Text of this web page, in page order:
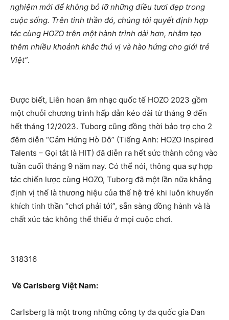
nghiệm mới để không bỏ lỡ những điều tươi đẹp trong
cuộc sống. Trên tinh thần đó, chúng tôi quyết định hợp
tác cùng HOZO trên một hành trình dài hơn, nhằm tạo
thêm nhiều khoảnh khắc thú vị và hào hứng cho giới trẻ
Việt”.
Được biết, Liên hoan âm nhạc quốc tế HOZO 2023 gồm
một chuỗi chương trình hấp dẫn kéo dài từ tháng 9 đến
hết tháng 12/2023. Tuborg cũng đồng thời bảo trợ cho 2
đêm diễn “Cảm Hứng Hò Dô” (Tiếng Anh: HOZO Inspired
Talents – Gọi tắt là HIT) đã diễn ra hết sức thành công vào
tuần cuối tháng 9 năm nay. Có thể nói, thông qua sự hợp
tác chiến lược cùng HOZO, Tuborg đã một lần nữa khẳng
định vị thế là thương hiệu của thế hệ trẻ khi luôn khuyến
khích tinh thần “chơi phải tới”, sẵn sàng đồng hành và là
chất xúc tác không thể thiếu ở mọi cuộc chơi.
318316
Về Carlsberg Việt Nam:
Carlsberg là một trong những công ty đa quốc gia Đan